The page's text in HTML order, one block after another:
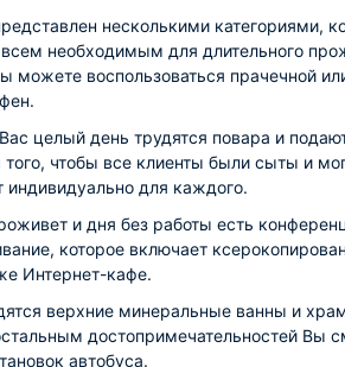
несколькими категориями,
необходимым для длительного
можете воспользоваться прачечной
целый день трудятся повара и
чтобы все клиенты были сыты и
индивидуально для каждого.
и дня без работы есть
которое включает
Интернет-кафе.
верхние минеральные ванны и
достопримечательностей Вы
автобуса.